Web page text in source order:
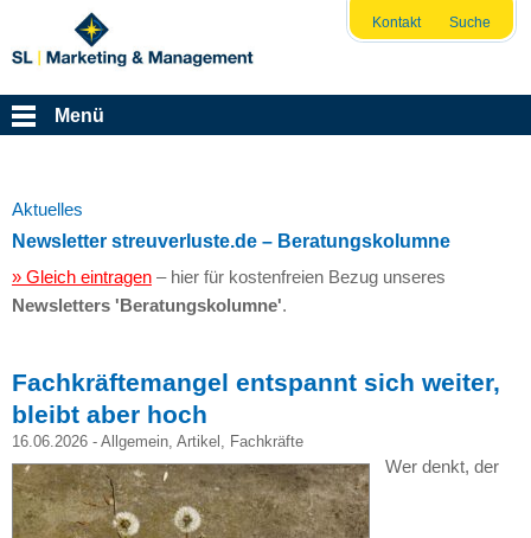
Kontakt Suche
Menü
Aktuelles
Newsletter streuverluste.de – Beratungskolumne
» Gleich eintragen– hier für kostenfreien Bezug unseres
Newsletters 'Beratungskolumne'.
Fachkräftemangel entspannt sich weiter,
bleibt aber hoch
16.06.2026 - Allgemein, Artikel , Fachkräfte
Wer denkt, der